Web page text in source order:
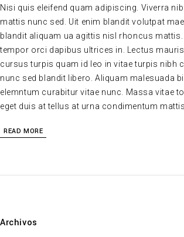
Nisi quis eleifend quam adipiscing. Viverra
mattis nunc sed. Uit enim blandit volutpat
blandit aliquam ua agittis nisl rhoncus
tempor orci dapibus ultrices in. Lectus
cursus turpis quam id leo in vitae turpis nibh
nunc sed blandit libero. Aliquam malesuada
elemntum curabitur vitae nunc. Massa vitae
eget duis at tellus at urna condimentum mattis.
READ MORE
Archivos